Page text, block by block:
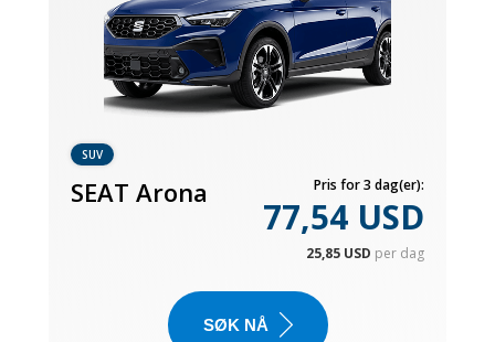
SUV
SEAT Arona Pris for 3 dag(er):
77,54 USD
25,85 USD per dag
SØK NÅ